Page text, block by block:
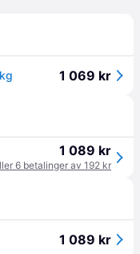
1 069 kr
1 089 kr
6 betalinger av 192 kr
1 089 kr